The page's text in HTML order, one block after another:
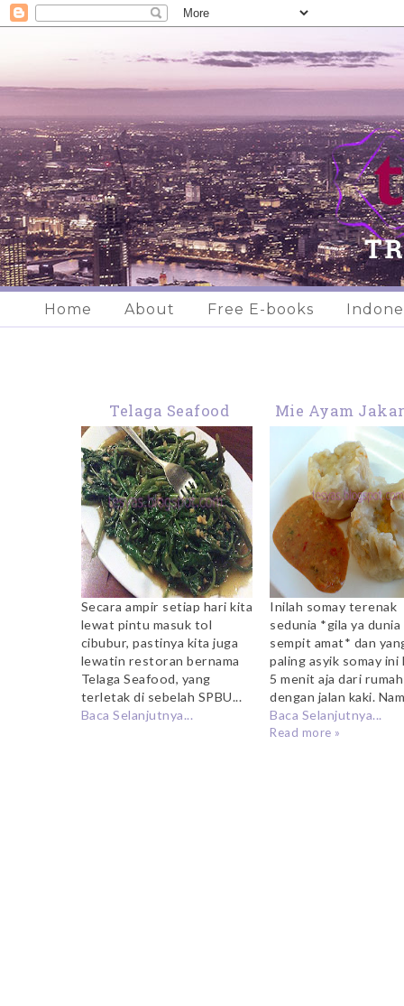
Home About Free E-books
Telaga Seafood
Secara ampir setiap hari kita
lewat pintu masuk tol
cibubur, pastinya kita juga
lewatin restoran bernama
Telaga Seafood, yang
terletak di sebelah SPBU...
Baca Selanjutnya...
Mie Ayam
Kota Wisata
Inilah somay terenak
sedunia *gila ya dunia
sempit amat* dan
paling asyik somay ini
5 menit aja dari rumah
dengan jalan kaki.
Baca Selanjutnya...
Read more »